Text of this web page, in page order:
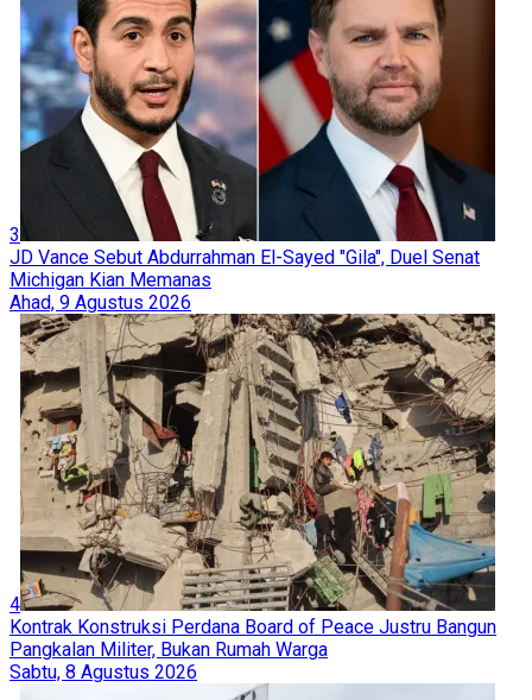
3
JD Vance Sebut Abdurrahman El-Sayed "Gila", Duel Senat
Michigan Kian Memanas
Ahad, 9 Agustus 2026
4
Kontrak Konstruksi Perdana Board of Peace Justru Bangun
Pangkalan Militer, Bukan Rumah Warga
Sabtu, 8 Agustus 2026